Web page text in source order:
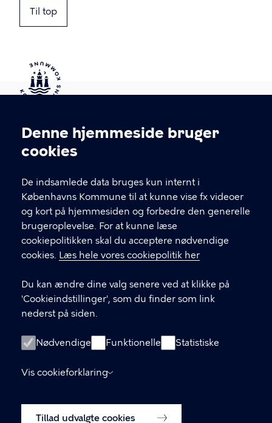
Cookieindstillinger
Denne hjemmeside bruger
cookies
De indsamlede data bruges kun internt i
Københavns Kommune til at kunne vise fx videoer
og kort på hjemmesiden og forbedre den generelle
brugeroplevelse. For at kunne læse
cookiepolitikken skal du acceptere nødvendige
cookies. Læs hele vores cookiepolitik her
Du kan ændre dine valg senere ved at klikke på
'Cookieindstillinger', som du finder som link
nederst på siden.
Nødvendige Funktionelle Statistiske
Vis cookieforklaring
Tillad udvalgte cookies
Til top
Kontakt Københavns Kommune
T
fFind andre kontakter her
CVR-nummer64942212
GENVEJE
Digital Post
Databeskyttelse
Tilgængelighedserklæring
Om hjemmesiden
Cookiepolitik